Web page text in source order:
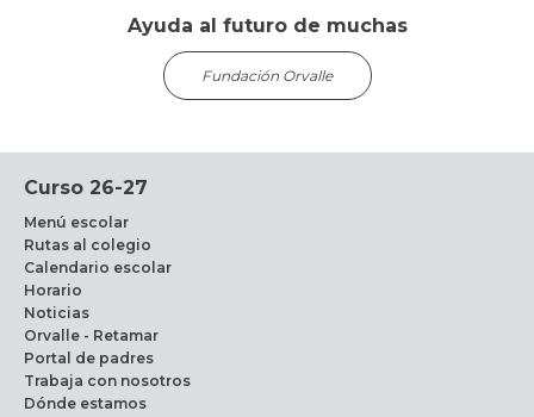
Ayuda al futuro de muchas
Fundación Orvalle
Curso 26-27
Menú escolar
Rutas al colegio
Calendario escolar
Horario
Noticias
Orvalle - Retamar
Portal de padres
Trabaja con nosotros
Dónde estamos